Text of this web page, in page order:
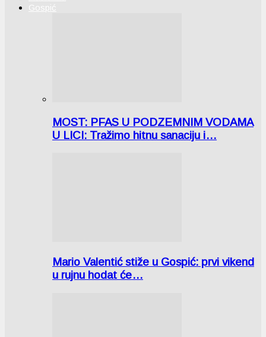
Gospić
MOST: PFAS U PODZEMNIM VODAMA
U LICI: Tražimo hitnu sanaciju i…
Mario Valentić stiže u Gospić: prvi vikend
u rujnu hodat će…